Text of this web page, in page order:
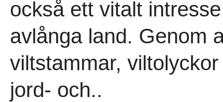
också ett vitalt
avlånga land. Genom
viltstammar,
jord- och..